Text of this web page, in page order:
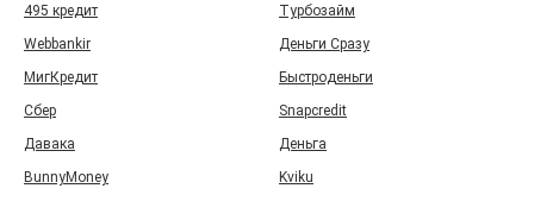
495 кредит
Турбозайм
Webbankir
Деньги Сразу
МигКредит
Быстроденьги
Сбер
Snapcredit
Давака
Деньга
BunnyMoney
Kviku